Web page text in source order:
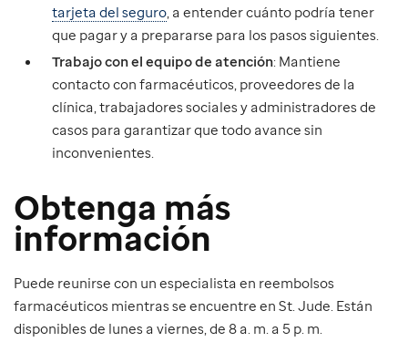
tarjeta del seguro, a entender cuánto podría tener
que pagar y a prepararse para los pasos siguientes.
Trabajo con el equipo de atención: Mantiene
contacto con farmacéuticos, proveedores de la
clínica, trabajadores sociales y administradores de
casos para garantizar que todo avance sin
inconvenientes.
Obtenga más
información
Puede reunirse con un especialista en reembolsos
farmacéuticos mientras se encuentre en St. Jude. Están
disponibles de lunes a viernes, de 8 a. m. a 5 p. m.